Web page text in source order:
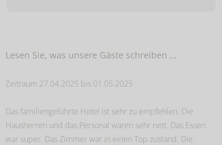
Lesen Sie, was unsere Gäste schreiben ...
Zeitraum 27.04.2025 bis 01.05.2025
Das familiengeführte Hotel ist sehr zu empfehlen. Die
Hausherren und das Personal waren sehr nett. Das Essen
war super. Das Zimmer war in einen Top zustand. Die